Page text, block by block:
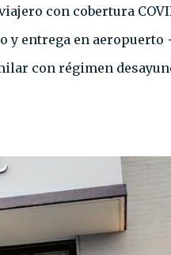
con cobertura
y entrega en aeropuerto
con régimen